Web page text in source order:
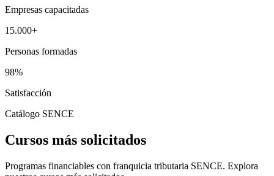
Empresas capacitadas
15.000+
Personas formadas
98%
Satisfacción
Catálogo SENCE
Cursos más solicitados
Programas financiables con franquicia tributaria SENCE. Explora